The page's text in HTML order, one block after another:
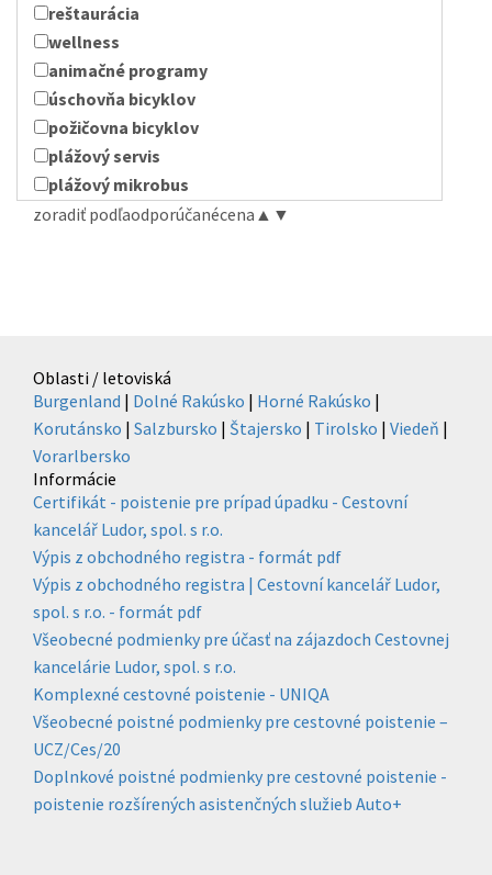
reštaurácia
wellness
animačné programy
úschovňa bicyklov
požičovna bicyklov
plážový servis
plážový mikrobus
zoradiť podľaodporúčanécena ▲ ▼
Oblasti / letoviská
Burgenland | Dolné Rakúsko | Horné Rakúsko |
Korutánsko | Salzbursko | Štajersko | Tirolsko | Viedeň |
Vorarlbersko
Informácie
Certifikát - poistenie pre prípad úpadku - Cestovní
kancelář Ludor, spol. s r.o.
Výpis z obchodného registra - formát pdf
Výpis z obchodného registra | Cestovní kancelář Ludor,
spol. s r.o. - formát pdf
Všeobecné podmienky pre účasť na zájazdoch Cestovnej
kancelárie Ludor, spol. s r.o.
Komplexné cestovné poistenie - UNIQA
Všeobecné poistné podmienky pre cestovné poistenie –
UCZ/Ces/20
Doplnkové poistné podmienky pre cestovné poistenie -
poistenie rozšírených asistenčných služieb Auto+